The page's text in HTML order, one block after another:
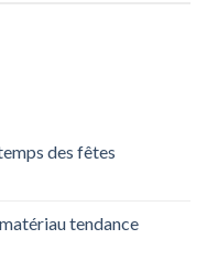
des fêtes
tendance